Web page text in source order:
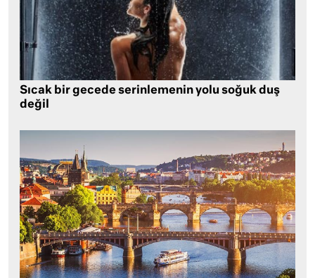
Sıcak bir gecede serinlemenin yolu soğuk duş
değil